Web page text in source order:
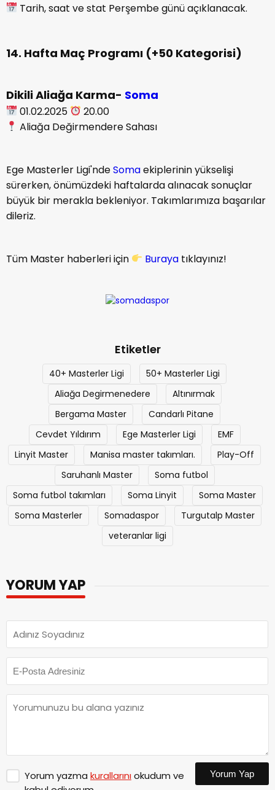
Tarih, saat ve stat Perşembe günü açıklanacak.
14. Hafta Maç Programı (+50 Kategorisi)
Dikili Aliağa Karma- Soma
01.02.2025
20.00
Aliağa Değirmendere Sahası
Ege Masterler Ligi'ndeSomaekiplerinin yükselişi
sürerken, önümüzdeki haftalarda alınacak sonuçlar
büyük bir merakla bekleniyor. Takımlarımıza başarılar
dileriz.
Tüm Master haberleri için Buraya tıklayınız!
Etiketler
40+ Masterler Ligi
50+ Masterler Ligi
Aliağa Degirmenedere
Altınırmak
Bergama Master
Candarlı Pitane
Cevdet Yıldırım
Ege Masterler Ligi
EMF
Linyit Master
Manisa master takımları.
Play-Off
Saruhanlı Master
Soma futbol
Soma futbol takımları
Soma Linyit
Soma Master
Soma Masterler
Somadaspor
Turgutalp Master
veteranlar ligi
YORUM YAP
Yorum yazma kurallarınıokudum ve
Yorum Yap